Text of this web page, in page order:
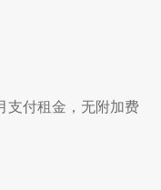
支付租金，无附加费